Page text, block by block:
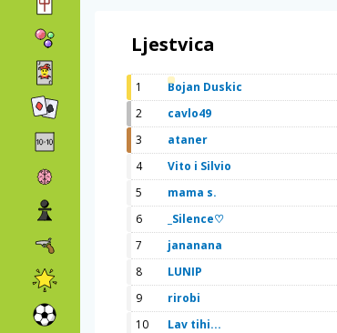
Ljestvica
1 Bojan Duskic
2
cavlo49
3
ataner
4
Vito i Silvio
5
mama s.
6
_Silence♡
7
jananana
8
LUNIP
9
rirobi
10
Lav tihi...